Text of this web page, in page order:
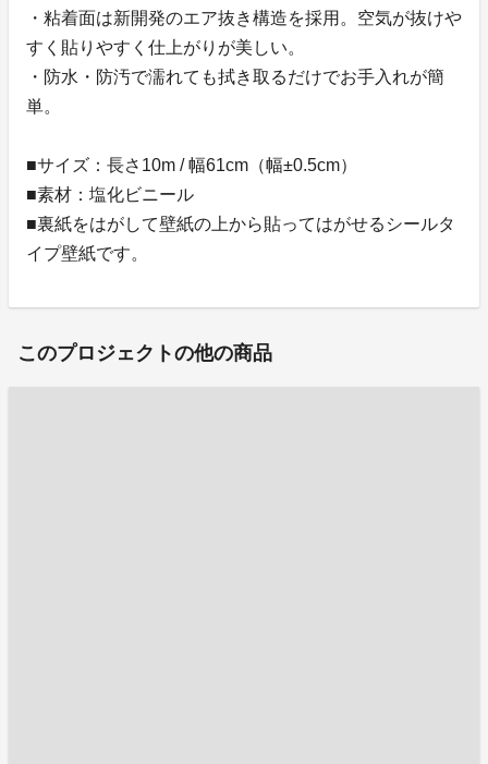
・粘着面は新開発のエア抜き構造を採用。空気が抜けや
すく貼りやすく仕上がりが美しい。
・防水・防汚で濡れても拭き取るだけでお手入れが簡
単。
■サイズ：長さ10m / 幅61cm（幅±0.5cm）
■素材：塩化ビニール
■裏紙をはがして壁紙の上から貼ってはがせるシールタ
イプ壁紙です。
このプロジェクトの他の商品